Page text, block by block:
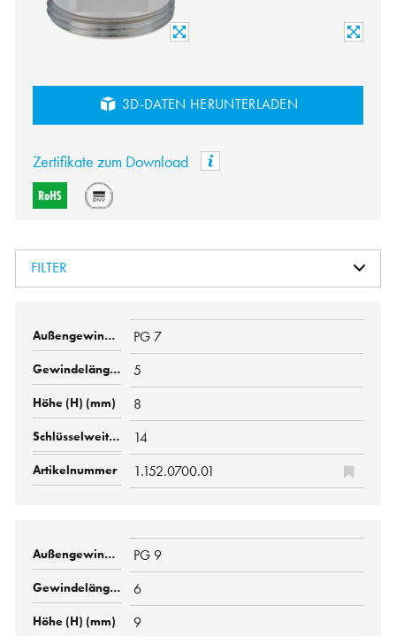
3D-DATEN HERUNTERLADEN
Zertifikate zum Download
FILTER
PG 7
5
8
14
1.152.0700.01
PG 9
6
9